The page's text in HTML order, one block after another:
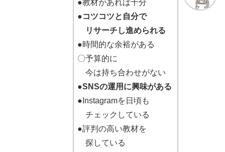
●教材があれば十分
●コツコツと自分で
リサーチし進められる
●時間的な余裕がある
〇予算的に
今は持ち合わせがない
●SNSの運用に興味がある
●Instagramを日頃も
チェックしている
●評判の高い教材を
探している